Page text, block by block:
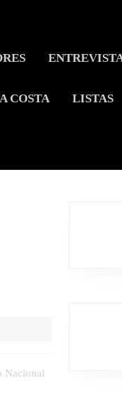
COSTA LISTAS
Nacional